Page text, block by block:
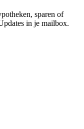
sparen of
in je mailbox.